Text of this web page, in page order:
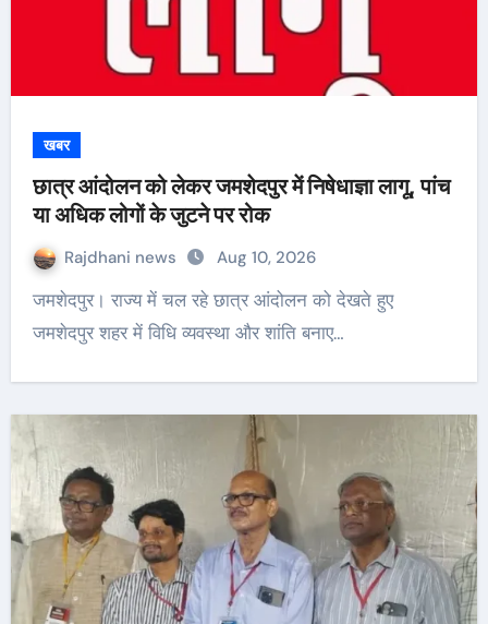
खबर
छात्र आंदोलन को लेकर जमशेदपुर में निषेधाज्ञा लागू, पांच
या अधिक लोगों के जुटने पर रोक
Rajdhani news Aug 10, 2026
जमशेदपुर। राज्य में चल रहे छात्र आंदोलन को देखते हुए
जमशेदपुर शहर में विधि व्यवस्था और शांति बनाए…